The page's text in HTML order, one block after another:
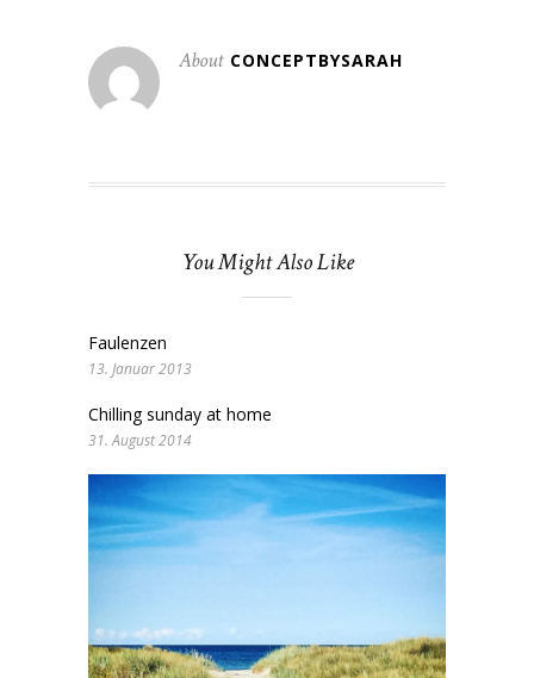
About CONCEPTBYSARAH
You Might Also Like
Faulenzen
13. Januar 2013
Chilling sunday at home
31. August 2014